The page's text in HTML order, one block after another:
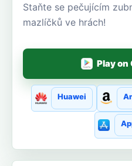
Staňte se pečujícím
mazlíčků ve hrách!
Play on
Huawei